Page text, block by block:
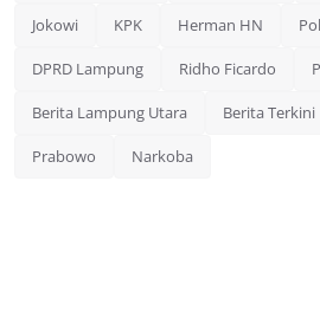
Jokowi KPK Herman HN
DPRD Lampung Ridho Ficardo
Berita Lampung Utara Berita Terkini
Prabowo Narkoba